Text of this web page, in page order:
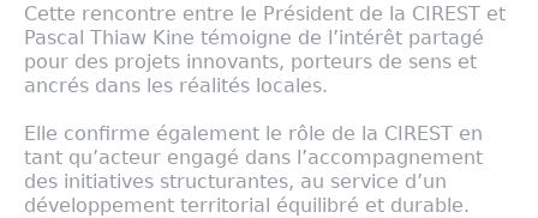
Cette rencontre entre le Président de la CIREST et
Pascal Thiaw Kine témoigne de l’intérêt partagé
pour des projets innovants, porteurs de sens et
ancrés dans les réalités locales.
Elle confirme également le rôle de la CIREST en
tant qu’acteur engagé dans l’accompagnement
des initiatives structurantes, au service d’un
développement territorial équilibré et durable.